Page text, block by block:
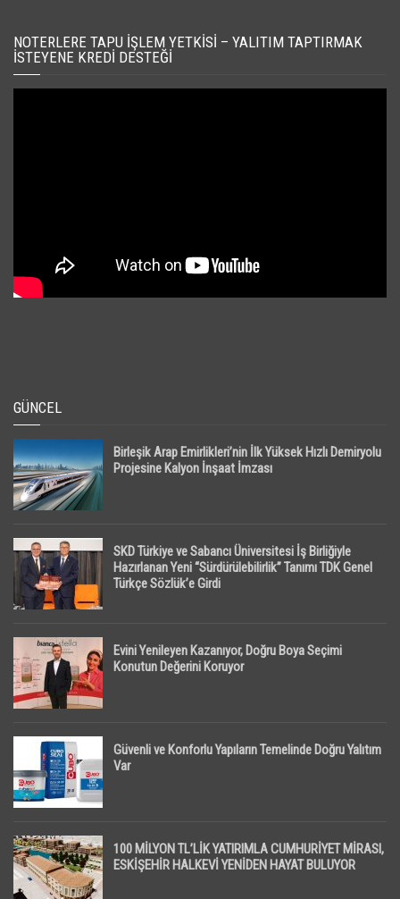
NOTERLERE TAPU İŞLEM YETKISI – YALITIM TAPTIRMAK
İSTEYENE KREDI DESTEĞI
GÜNCEL
Birleşik Arap Emirlikleri’nin İlk Yüksek Hızlı Demiryolu
Projesine Kalyon İnşaat İmzası
SKD Türkiye ve Sabancı Üniversitesi İş Birliğiyle
Hazırlanan Yeni “Sürdürülebilirlik” Tanımı TDK Genel
Türkçe Sözlük’e Girdi
Evini Yenileyen Kazanıyor, Doğru Boya Seçimi
Konutun Değerini Koruyor
Güvenli ve Konforlu Yapıların Temelinde Doğru Yalıtım
Var
100 MİLYON TL’LİK YATIRIMLA CUMHURİYET MİRASI,
ESKİŞEHİR HALKEVİ YENİDEN HAYAT BULUYOR